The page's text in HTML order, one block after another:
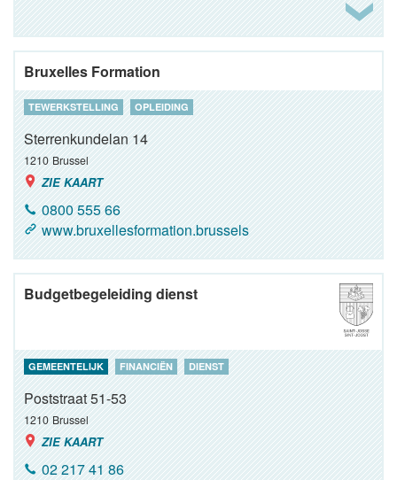
Bruxelles Formation
TEWERKSTELLING OPLEIDING
Sterrenkundelan 14
1210 Brussel
ZIE KAART
0800 555 66
www.bruxellesformation.brussels
Budgetbegeleiding dienst
GEMEENTELIJK FINANCIËN DIENST
Poststraat 51-53
1210 Brussel
ZIE KAART
02 217 41 86